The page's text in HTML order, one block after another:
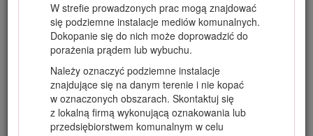
W strefie prowadzonych prac mogą znajdować
się podziemne instalacje mediów komunalnych.
Dokopanie się do nich może doprowadzić do
porażenia prądem lub wybuchu.
Należy oznaczyć podziemne instalacje
znajdujące się na danym terenie i nie kopać
w oznaczonych obszarach. Skontaktuj się
z lokalną firmą wykonującą oznakowania lub
przedsiębiorstwem komunalnym w celu
przeznaczona do rozdrabniania kamieni ani innych
materiałów oprócz drewna i gleby wokół pniaka. Używanie
produktu w celach niezgodnych z jego przeznaczeniem
może okazać się niebezpieczne dla operatora i osób
postronnych.
Należy przeczytać uważnie poniższe informacje, aby poznać
zasady właściwej obsługi i konserwacji urządzenia, nie
uszkodzić go i uniknąć obrażeń ciała. Odpowiedzialność za
prawidłowe i bezpieczne użytkowanie produktu spoczywa na